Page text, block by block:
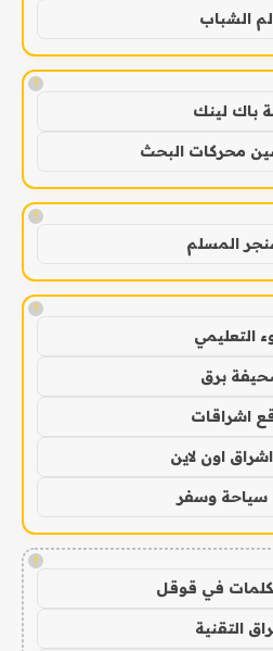
الشباب
!
باك لينك
محركات البحث
!
المسلم
!
التعليمي
برق
اشراقات
اون لاين
سياحة وسفر
!
في قوقل
التقنية